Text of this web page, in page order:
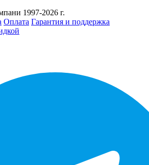
1997-2026 г.
Оплата Гарантия и поддержка